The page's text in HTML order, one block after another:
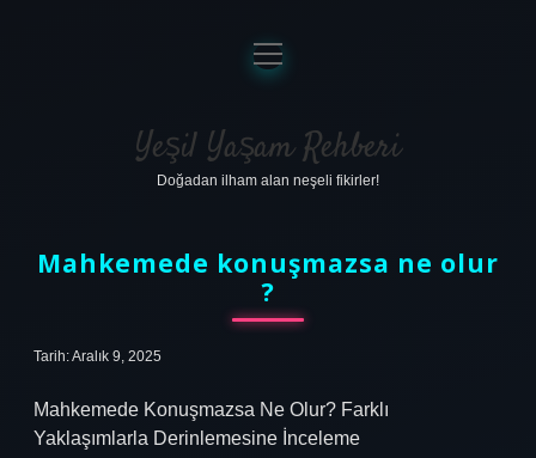
Anasayfa
Gizlilik Politikası
Yasal Uyarı
menüyü
aç
Yeşil Yaşam Rehberi
Doğadan ilham alan neşeli fikirler!
Mahkemede konuşmazsa ne olur
?
Tarih: Aralık 9, 2025
Mahkemede Konuşmazsa Ne Olur? Farklı
Yaklaşımlarla Derinlemesine İnceleme